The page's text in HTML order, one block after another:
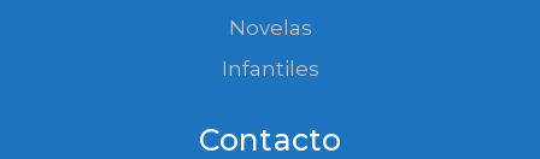
Novelas
Infantiles
Contacto